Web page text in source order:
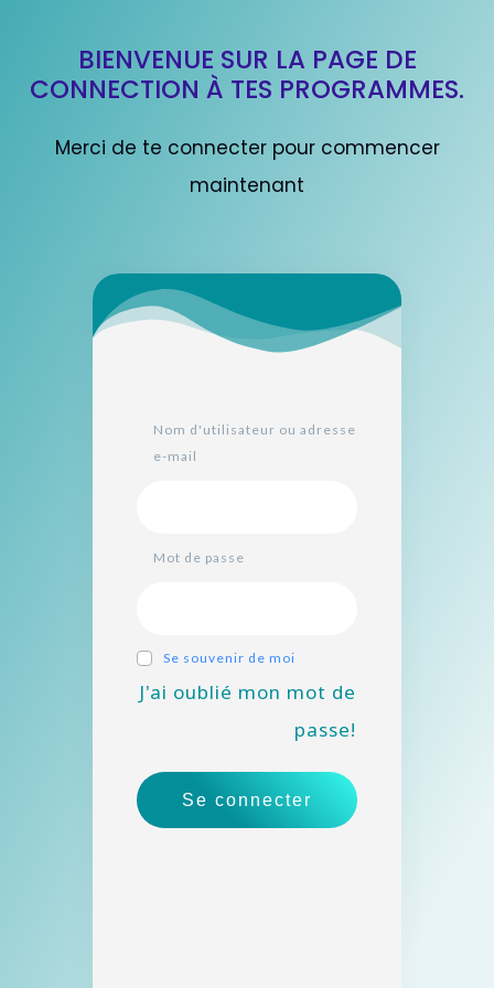
BIENVENUE SUR LA PAGE DE
CONNECTION À TES PROGRAMMES.
Merci de te connecter pour commencer
maintenant
Nom d'utilisateur ou adresse
e-mail
Mot de passe
Se souvenir de moi
J'ai oublié mon mot de
passe!
Se connecter